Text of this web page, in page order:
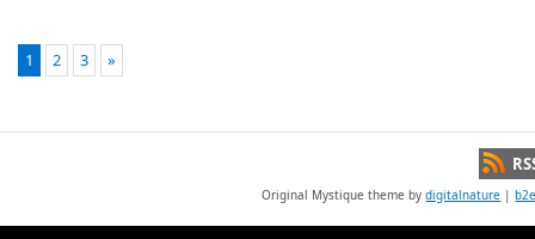
1 2 3 »
Original Mystique theme bydigitalnature |